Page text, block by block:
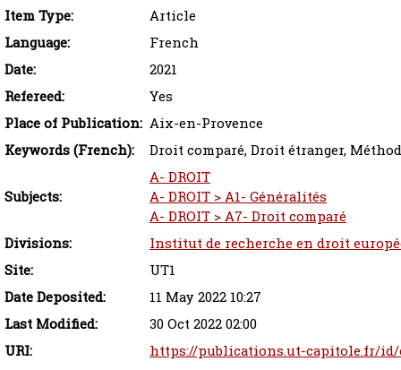
Item Type:
Article
Language:
French
Date:
2021
Refereed:
Yes
Place of Publication: Aix-en-Provence
Keywords (French):
Droit comparé, Droit étranger,
Subjects:
A- DROIT
A- DROIT > A1- Généralités
A- DROIT > A7- Droit comparé
Divisions:
Institut de recherche en droit
Site:
UT1
Date Deposited:
11 May 2022 10:27
Last Modified:
30 Oct 2022 02:00
URI:
https://publications.ut-capitole.fr/